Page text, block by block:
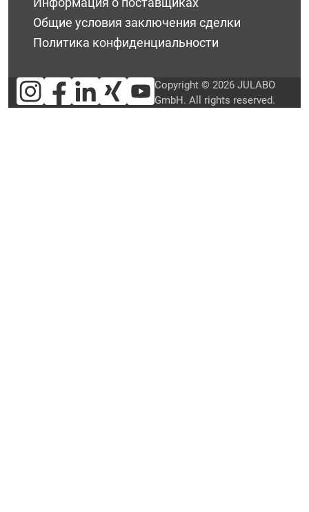
Общие условия заключения сделки
Политика конфиденциальности
Copyright © 2026 JULABO
GmbH. All rights reserved.